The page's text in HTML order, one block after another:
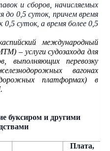
и сборов, начисляемых
до 0,5 суток, причем время
суток, а время более 0,5
международный
– услуги судозахода для
выполняющих перевозку
вагонах
платформах) в
буксиром и другими
Плата,